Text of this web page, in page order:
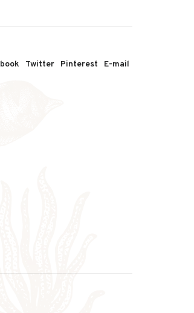
Twitter Pinterest E-mail